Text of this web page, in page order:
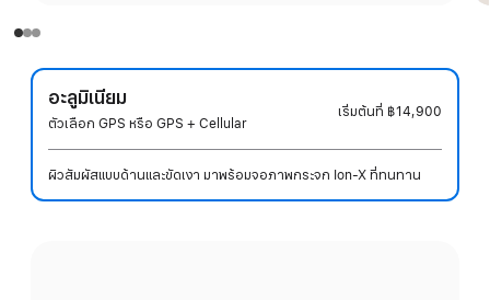
อะลูมิเนียม
ตัวเลือก GPS หรือ GPS + Cellular
เริ่มต้นที่ ฿14,900
ผิวสัมผัสแบบด้านและขัดเงา มาพร้อมจอภาพกระจก Ion-X ที่ทนทาน